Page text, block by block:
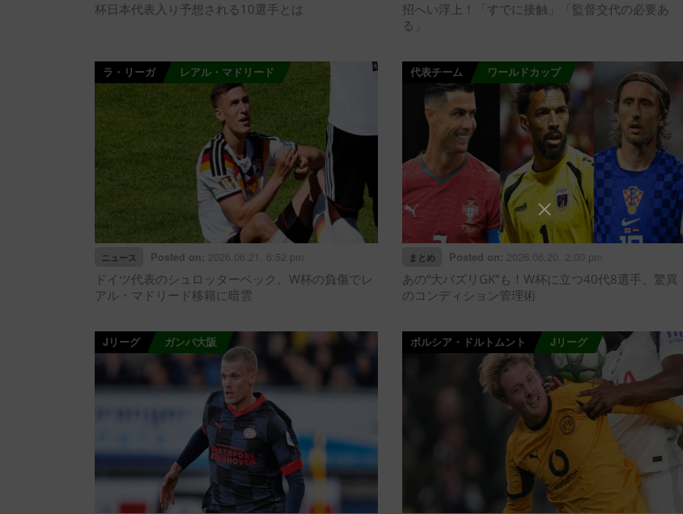
杯日本代表入り予想される10選手とは
招へい浮上！「すでに接触」「監督交代の必要あ
る」
ラ・リーガ レアル・マドリード
ニュース Posted on: 2026.06.21. 6:52 pm
ドイツ代表のシュロッターベック、W杯の負傷でレ
アル・マドリード移籍に暗雲
代表チーム ワールドカップ
まとめ Posted on: 2026.06.20. 2:00 pm
あの“大バズリGK”も！W杯に立つ40代8選手、驚異
のコンディション管理術
Jリーグ ガンバ大阪 ボルシア・ドルトムント Jリーグ